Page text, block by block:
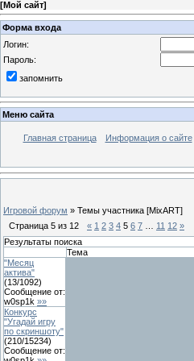
[Мой сайт]
Форма входа
Логин:
Пароль:
запомнить
Меню сайта
Главная страница Информация о сайте
Игровой форум » Темы участника [MixART]
Страница 5 из 12 « 1 2 3 4 5 6 7 11 12 »
Результаты поиска
Тема
"Месяц
актива"
(13/1092)
Сообщение от:
w0sp1k »»
Конкурс
"Угадай игру
по скриншоту"
(210/15234)
Сообщение от: